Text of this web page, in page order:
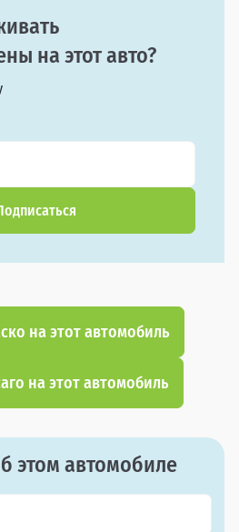
на этот авто?
на этот автомобиль
на этот автомобиль
этом автомобиле